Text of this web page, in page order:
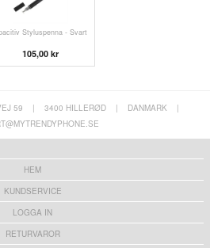
Styluspenna - Svart
105,00 kr
59 | 3400 HILLERØD | DANMARK
|
HEM
KUNDSERVICE
LOGGA IN
RETURVAROR